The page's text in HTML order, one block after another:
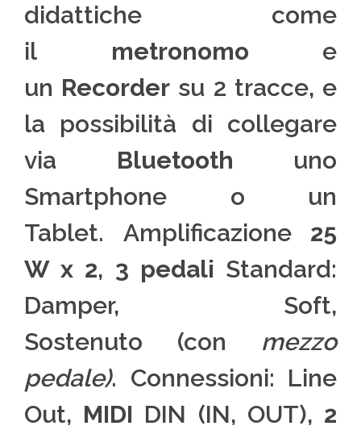
didattiche come
il metronomo e
un Recorder su 2 tracce, e
la possibilità di collegare
via Bluetooth uno
Smartphone o un
Tablet. Amplificazione 25
W x 2, 3 pedali Standard:
Damper, Soft,
Sostenuto (con mezzo
pedale). Connessioni: Line
Out, MIDI DIN (IN, OUT), 2